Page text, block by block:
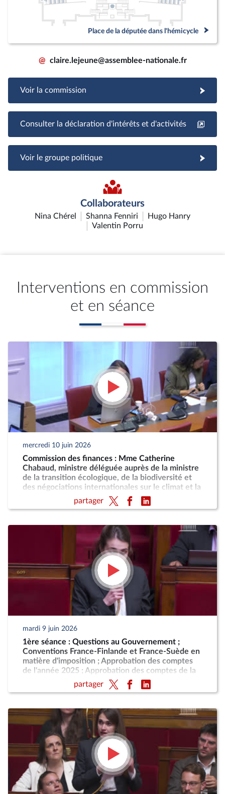
Place de la députée dans l'hémicycle
@ claire.lejeune@assemblee-nationale.fr
Voir la commission
Consulter la déclaration d'intérêts et d'activités
Voir le groupe politique
Collaborateurs
Nina Chérel Shanna Fenniri
Hugo Hanry
Valentin Porru
Interventions en commission
et en séance
mercredi 10 juin 2026
Commission des finances : Mme Catherine
Chabaud, ministre déléguée auprès de la ministre
de la transition écologique, de la biodiversité et
des négociations internationales sur le climat et la
nature, chargée de la mer et de la pêche
partager
mardi 9 juin 2026
1ère séance : Questions au Gouvernement ;
Conventions France-Finlande et France-Suède en
matière d'imposition ; Approbation des comptes
de l'année 2025 ; Approbation des comptes de la
sécurité sociale de l'année 2025
partager